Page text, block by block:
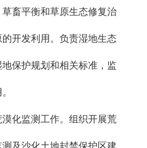
畜平衡和草原生态修复治
开发利用。负责湿地生态
保护规划和相关标准，监
化监测工作。组织开展荒
及沙化土地封禁保护区建